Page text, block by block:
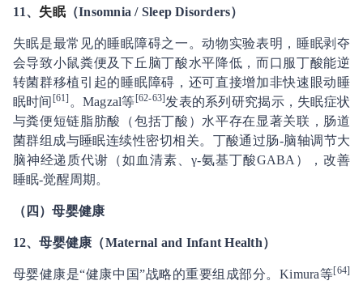
11、 失眠（Insomnia / Sleep Disorders）
失眠是最常见的睡眠障碍之一。动物实验表明，睡眠剥夺
会导致小鼠粪便及下丘脑丁酸水平降低，而口服丁酸能逆
转菌群移植引起的睡眠障碍，还可直接增加非快速眼动睡
眠时间 [61] 。Magzal等[62-63]发表的系列研究揭示，失眠症状
与粪便短链脂肪酸（包括丁酸）水平存在显著关联，肠道
菌群组成与睡眠连续性密切相关。丁酸通过肠-脑轴调节大
脑神经递质代谢（如血清素、γ-氨基丁酸GABA），改善
睡眠-觉醒周期。
（四）母婴健康
12、母婴健康（Maternal and Infant Health）
母婴健康是“健康中国”战略的重要组成部分。Kimura等[64]